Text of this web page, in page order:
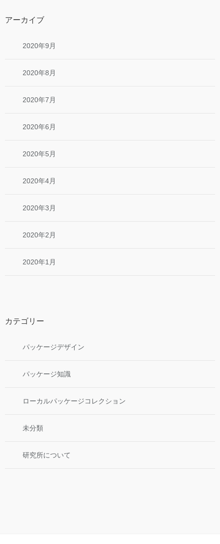
アーカイブ
2020年9月
2020年8月
2020年7月
2020年6月
2020年5月
2020年4月
2020年3月
2020年2月
2020年1月
カテゴリー
パッケージデザイン
パッケージ知識
ローカルパッケージコレクション
未分類
研究所について